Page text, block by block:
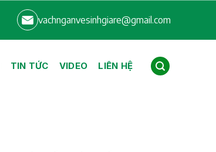
vachnganvesinhgiare@gmail.com
TIN TỨC VIDEO LIÊN HỆ